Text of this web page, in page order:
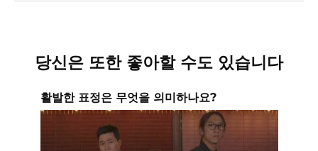
당신은 또한 좋아할 수도 있습니다
활발한 표정은 무엇을 의미하나요?